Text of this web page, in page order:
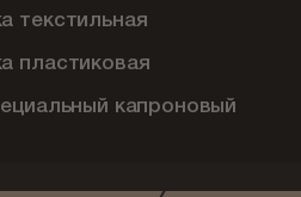
текстильная
пластиковая
капроновый